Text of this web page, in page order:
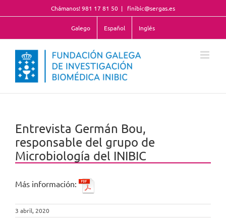
al
Chámanos! 981 17 81 50 | finibic@sergas.es
Galego Español Inglés
Entrevista Germán Bou,
responsable del grupo de
Microbiología del INIBIC
Más información:
3 abril, 2020